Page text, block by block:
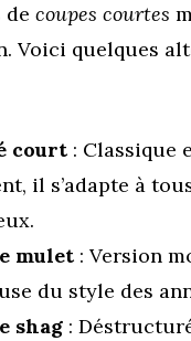
de coupes courtes
Voici quelques
court : Classique
il s’adapte à
mulet : Version
du style des
shag :